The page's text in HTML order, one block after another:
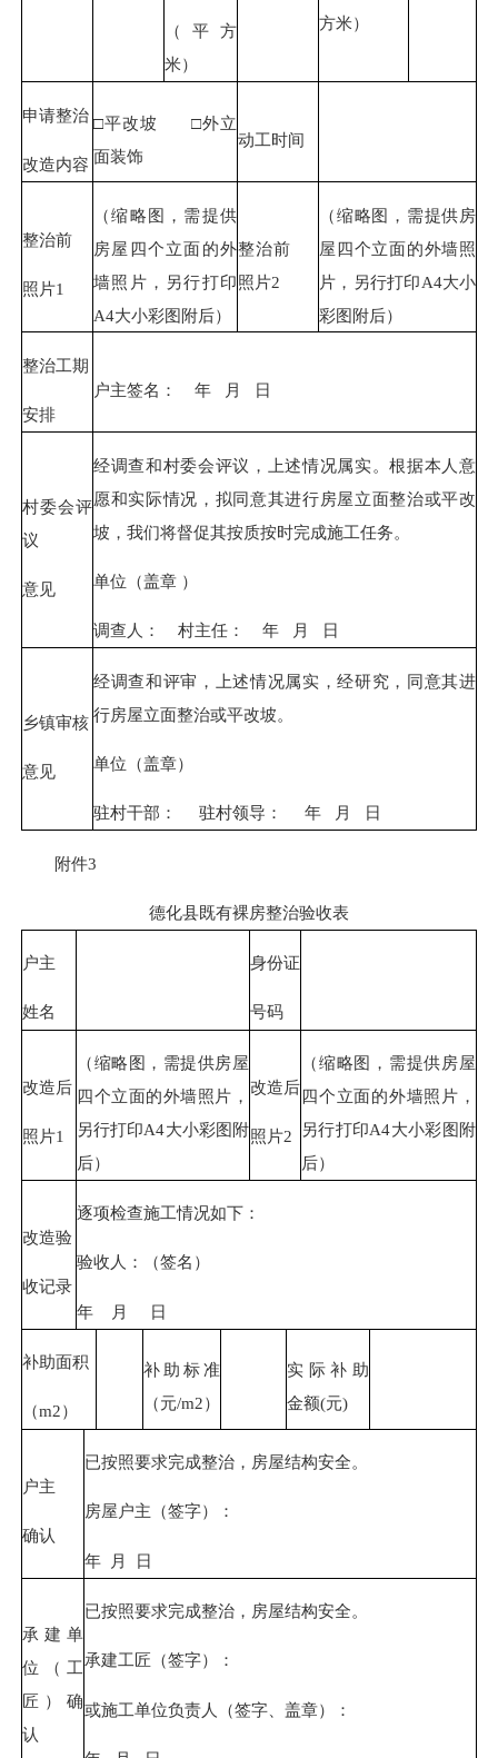
（平方
米）
方米）
申请整治
改造内容
□平改坡 □外立
面装饰
动工时间
整治前
照片1
（缩略图，需提供
房屋四个立面的外
墙照片，另行打印
A4大小彩图附后）
整治前
照片2
（缩略图，需提供房
屋四个立面的外墙照
片，另行打印A4大小
彩图附后）
整治工期
安排
户主签名： 年 月 日
村委会评
议
意见
经调查和村委会评议，上述情况属实。根据本人意
愿和实际情况，拟同意其进行房屋立面整治或平改
坡，我们将督促其按质按时完成施工任务。
单位（盖章 ）
调查人： 村主任： 年 月 日
乡镇审核
意见
经调查和评审，上述情况属实，经研究，同意其进
行房屋立面整治或平改坡。
单位（盖章）
驻村干部： 驻村领导： 年 月 日
附件3
德化县既有裸房整治验收表
户主
姓名
身份证
号码
改造后
照片1
（缩略图，需提供房屋
四个立面的外墙照片，
另行打印A4大小彩图附
后）
改造后
照片2
（缩略图，需提供房屋
四个立面的外墙照片，
另行打印A4大小彩图附
后）
改造验
收记录
逐项检查施工情况如下：
验收人 ：（签名）
年 月 日
补助面积
（m2）
补助标准
（元/m2）
实际补助
金额(元)
户主
确认
已按照要求完成整治，房屋结构安全。
房屋户主（签字）：
年 月 日
承建单
位（工
匠）确
认
已按照要求完成整治，房屋结构安全。
承建工匠（签字）：
或施工单位负责人（签字、盖章）：